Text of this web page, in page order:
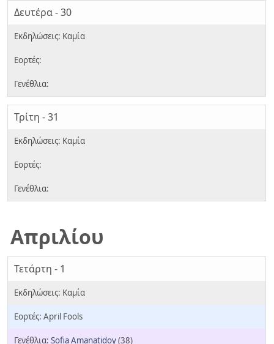
Δευτέρα - 30
Τρίτη - 31
Απριλίου
Τετάρτη - 1
April Fools
Sofia Amanatidoy(38)